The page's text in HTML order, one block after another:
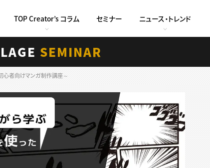
TOP Creator’s コラム セミナー ニュース・トレンド
SEMINAR
心者向けマンガ制作講座～